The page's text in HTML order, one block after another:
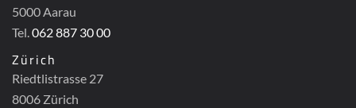
5000 Aarau
Tel.062 887 30 00
Zürich
Riedtlistrasse 27
8006 Zürich